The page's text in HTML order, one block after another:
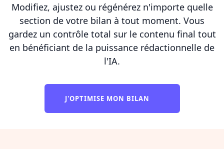
Modifiez, ajustez ou régénérez n'importe quelle
section de votre bilan à tout moment. Vous
gardez un contrôle total sur le contenu final tout
en bénéficiant de la puissance rédactionnelle de
l'IA.
J'OPTIMISE MON BILAN